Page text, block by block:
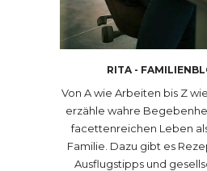
RITA -
Von A wie Arbeiten bis Z
erzähle wahre
facettenreichen Leben
Familie. Dazu gibt es
Ausflugstipps und